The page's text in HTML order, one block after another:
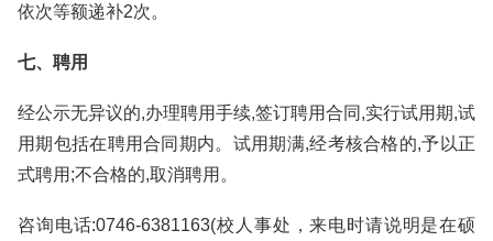
依次等额递补2次。
七、聘用
经公示无异议的,办理聘用手续,签订聘用合同,实行试用期,试
用期包括在聘用合同期内。试用期满,经考核合格的,予以正
式聘用;不合格的,取消聘用。
咨询电话:0746-6381163(校人事处，来电时请说明是在硕